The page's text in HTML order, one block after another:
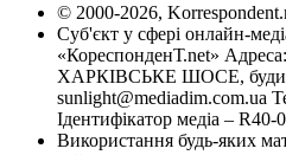
© 2000-2026,
Суб'єкт у сфері онлайн-
«КореспонденТ.net»
ХАРКІВСЬКЕ ШОСЕ,
sunlight@mediadim.com.ua
Ідентифікатор медіа – R40-
Використання будь-яких